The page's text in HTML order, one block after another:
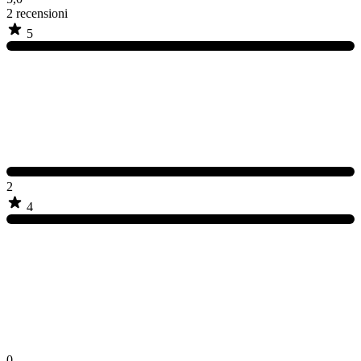
2 recensioni
5
2
4